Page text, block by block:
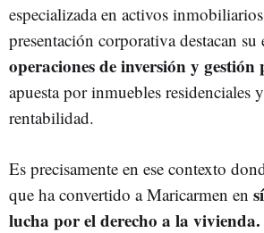
especializada en activos
presentación corporativa destacan su
operaciones de inversión y
apuesta por inmuebles residenciales
rentabilidad.
Es precisamente en ese contexto
que ha convertido a Maricarmen en
lucha por el derecho a la vivienda.